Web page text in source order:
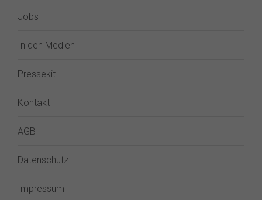
Jobs
In den Medien
Pressekit
Kontakt
AGB
Datenschutz
Impressum